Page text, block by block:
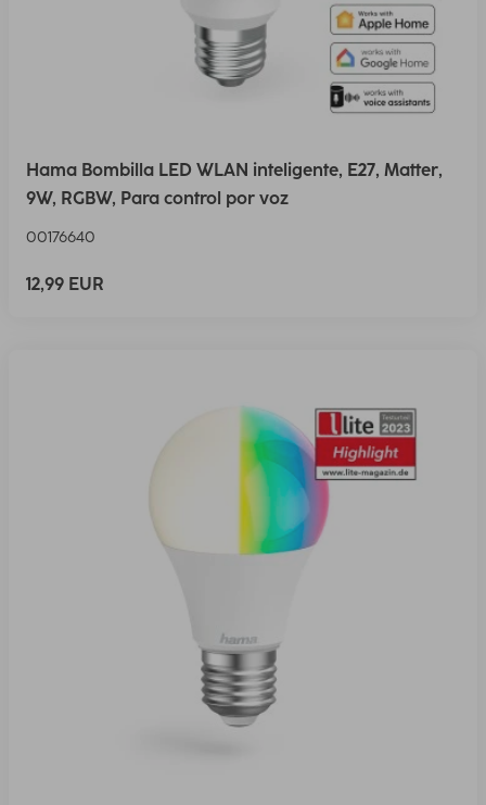
Hama Bombilla LED WLAN inteligente, E27, Matter,
9W, RGBW, Para control por voz
00176640
12,99 EUR